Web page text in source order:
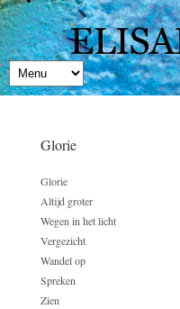
Glorie
Glorie
Altijd groter
Wegen in het licht
Vergezicht
Wandel op
Spreken
Zien